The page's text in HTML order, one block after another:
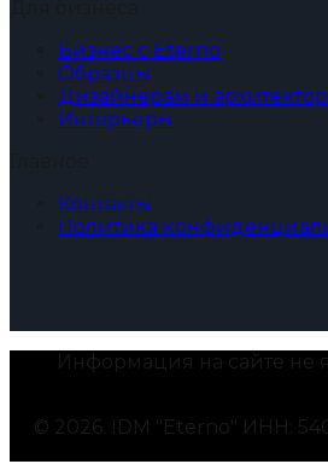
Бизнес с Eterno
Образцы
Дизайнерам и
Интерьеры
Контакты
Политика
Информация на сайте не
© 2026. IDM "Eterno" ИНН: